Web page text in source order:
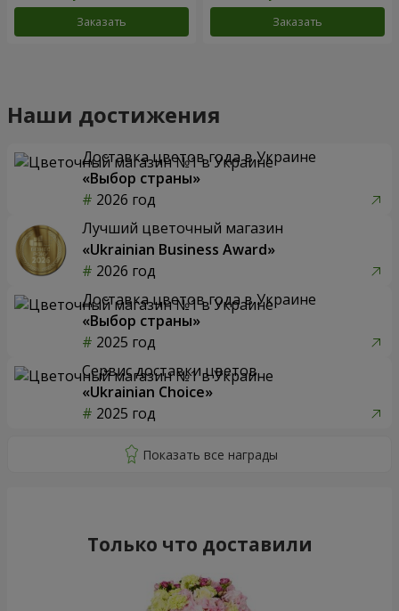
Заказать Заказать
Наши достижения
Доставка цветов года в Украине
«Выбор страны»
2026 год
Лучший цветочный магазин
«Ukrainian Business Award»
2026 год
Доставка цветов года в Украине
«Выбор страны»
2025 год
Сервис доставки цветов
«Ukrainian Choice»
2025 год
Только что доставили